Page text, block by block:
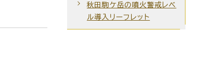
秋田駒ケ岳の噴火警戒レベ
ル導入リーフレット